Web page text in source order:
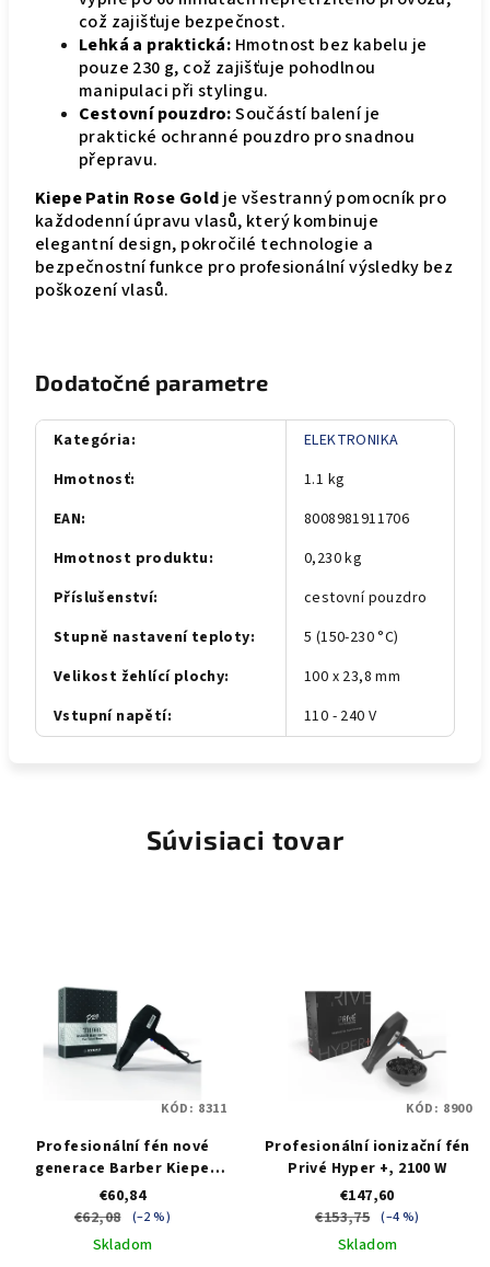
což zajišťuje bezpečnost.
Lehká a praktická: Hmotnost bez kabelu je
pouze 230 g, což zajišťuje pohodlnou
manipulaci při stylingu.
Cestovní pouzdro:Součástí balení je
praktické ochranné pouzdro pro snadnou
přepravu.
Kiepe Patin Rose Gold je všestranný pomocník pro
každodenní úpravu vlasů, který kombinuje
elegantní design, pokročilé technologie a
bezpečnostní funkce pro profesionální výsledky bez
poškození vlasů.
Dodatočné parametre
Kategória:
ELEKTRONIKA
Hmotnosť:
1.1 kg
EAN:
8008981911706
Hmotnost produktu:
0,230 kg
Příslušenství:
cestovní pouzdro
Stupně nastavení teploty:
5 (150-230 °C)
Velikost žehlící plochy:
100 x 23,8 mm
Vstupní napětí: 110 - 240 V
Súvisiaci tovar
Profesionální fén nové
generace Barber Kiepe
Thoor Hairdryer - černý
€60,84
€62,08
(–2 %)
Skladom
KÓD: 8311
Profesionální ionizační fén
Privé Hyper +, 2100 W
€147,60
€153,75 (–4 %)
Skladom
KÓD: 8900